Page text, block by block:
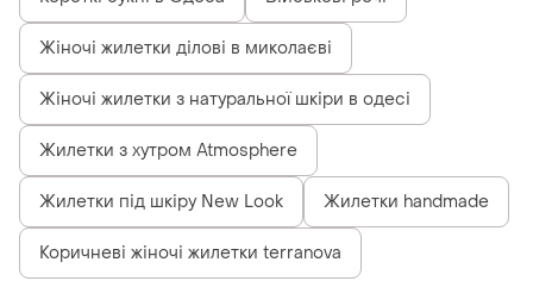
Жіночі жилетки ділові в миколаєві
Жіночі жилетки з натуральної шкіри в одесі
Жилетки з хутром Atmosphere
Жилетки під шкіру New Look Жилетки handmade
Коричневі жіночі жилетки terranova